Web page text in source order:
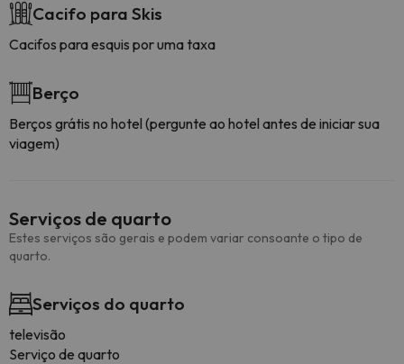
Cacifo para Skis
Cacifos para esquis por uma taxa
Berço
Berços grátis no hotel (pergunte ao hotel antes de iniciar sua
viagem)
Serviços de quarto
Estes serviços são gerais e podem variar consoante o tipo de
quarto.
Serviços do quarto
televisão
Serviço de quarto